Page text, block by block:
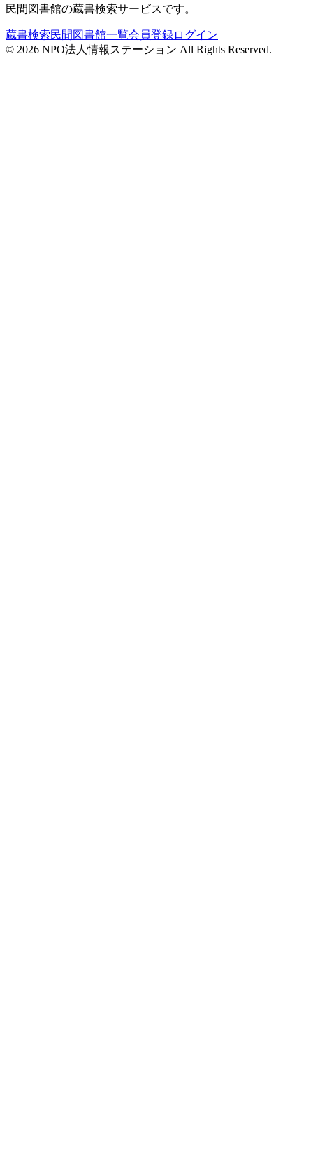
民間図書館の蔵書検索サービスです。
蔵書検索民間図書館一覧会員登録ログイン
© 2026 NPO法人情報ステーション All Rights Reserved.